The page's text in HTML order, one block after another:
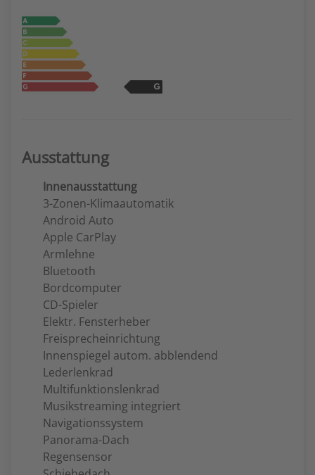
Ausstattung
Innenausstattung
3-Zonen-Klimaautomatik
Android Auto
Apple CarPlay
Armlehne
Bluetooth
Bordcomputer
CD-Spieler
Elektr. Fensterheber
Freisprecheinrichtung
Innenspiegel autom. abblendend
Lederlenkrad
Multifunktionslenkrad
Musikstreaming integriert
Navigationssystem
Panorama-Dach
Regensensor